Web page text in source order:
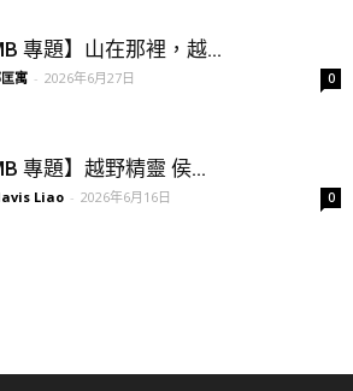
專題】山在那裡，越...
寓 - 2026年6月27日 0
專題】越野精靈 侯...
Liao - 2026年6月16日 0